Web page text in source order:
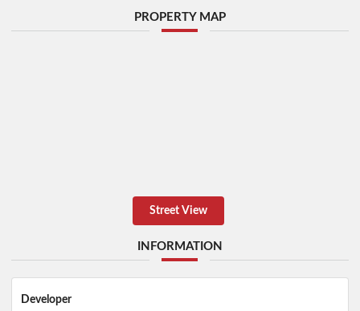
PROPERTY MAP
Street View
INFORMATION
Developer